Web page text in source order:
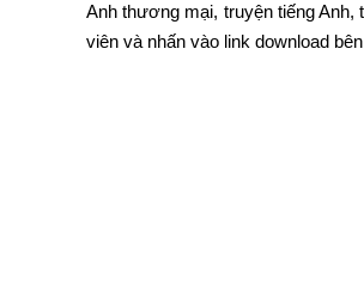
Anh thương mại, truyện tiếng Anh,
viên và nhấn vào link download